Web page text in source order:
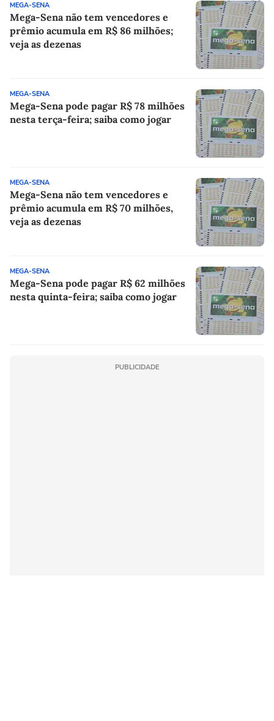
MEGA-SENA
Mega-Sena não tem vencedores e
prêmio acumula em R$ 86 milhões;
veja as dezenas
MEGA-SENA
Mega-Sena pode pagar R$ 78 milhões
nesta terça-feira; saiba como jogar
MEGA-SENA
Mega-Sena não tem vencedores e
prêmio acumula em R$ 70 milhões,
veja as dezenas
MEGA-SENA
Mega-Sena pode pagar R$ 62 milhões
nesta quinta-feira; saiba como jogar
PUBLICIDADE